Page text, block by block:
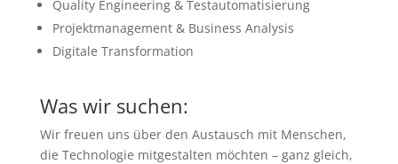
Quality Engineering & Testautomatisierung
Projektmanagement & Business Analysis
Digitale Transformation
Was wir suchen:
Wir freuen uns über den Austausch mit Menschen,
die Technologie mitgestalten möchten – ganz gleich,